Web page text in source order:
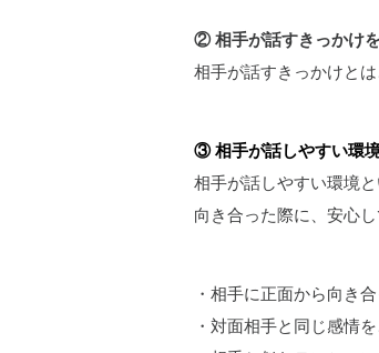
② 相手が話すきっかけ
相手が話すきっかけと
③ 相手が話しやすい環
相手が話しやすい環境
向き合った際に、安心
・相手に正面から向き
・対面相手と同じ感情